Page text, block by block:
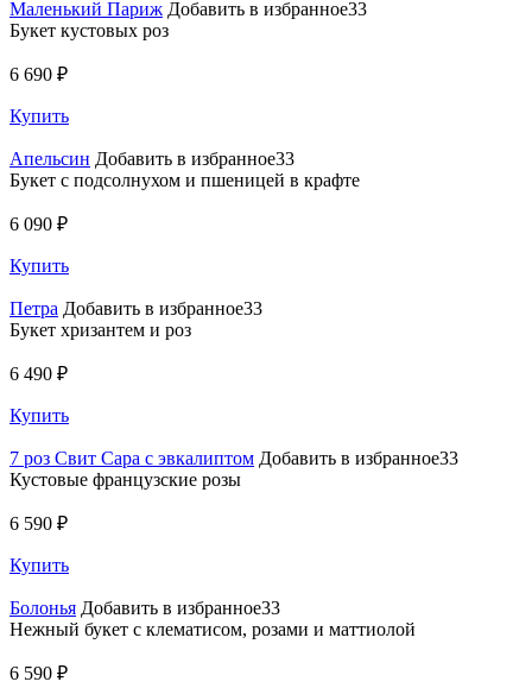
Маленький Париж Добавить в избранное33
Букет кустовых роз
6 690 ₽
Купить
Апельсин Добавить в избранное33
Букет с подсолнухом и пшеницей в крафте
6 090 ₽
Купить
Петра Добавить в избранное33
Букет хризантем и роз
6 490 ₽
Купить
7 роз Свит Сара с эвкалиптом Добавить в избранное33
Кустовые французские розы
6 590 ₽
Купить
Болонья Добавить в избранное33
Нежный букет с клематисом, розами и маттиолой
6 590 ₽